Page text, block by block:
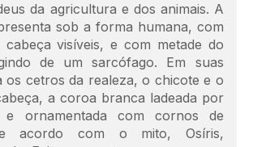
da agricultura e dos animais. A
sob a forma humana, com
visíveis, e com metade do
de um sarcófago. Em suas
os cetros da realeza, o chicote e o
a coroa branca ladeada por
e ornamentada com cornos de
acordo com o mito, Osíris,